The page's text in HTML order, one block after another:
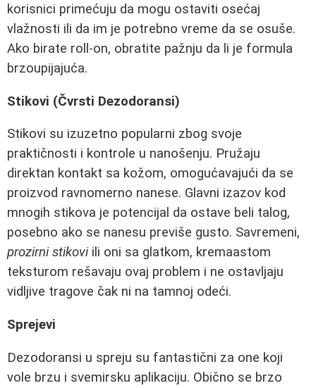
korisnici primećuju da mogu ostaviti osećaj
vlažnosti ili da im je potrebno vreme da se osuše.
Ako birate roll-on, obratite pažnju da li je formula
brzoupijajuća.
Stikovi (Čvrsti Dezodoransi)
Stikovi su izuzetno popularni zbog svoje
praktičnosti i kontrole u nanošenju. Pružaju
direktan kontakt sa kožom, omogućavajući da se
proizvod ravnomerno nanese. Glavni izazov kod
mnogih stikova je potencijal da ostave beli talog,
posebno ako se nanesu previše gusto. Savremeni,
prozirni stikoviili oni sa glatkom, kremaastom
teksturom rešavaju ovaj problem i ne ostavljaju
vidljive tragove čak ni na tamnoj odeći.
Sprejevi
Dezodoransi u spreju su fantastični za one koji
vole brzu i svemirsku aplikaciju. Obično se brzo